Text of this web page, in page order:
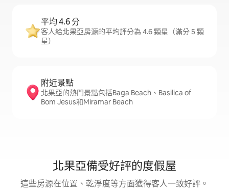
平均 4.6 分
客人給北果亞房源的平均評分為 4.6 顆星（滿分 5 顆
星）
附近景點
北果亞的熱門景點包括Baga Beach、Basilica of
Bom Jesus和Miramar Beach
北果亞備受好評的度假屋
這些房源在位置、乾淨度等方面獲得客人一致好評。